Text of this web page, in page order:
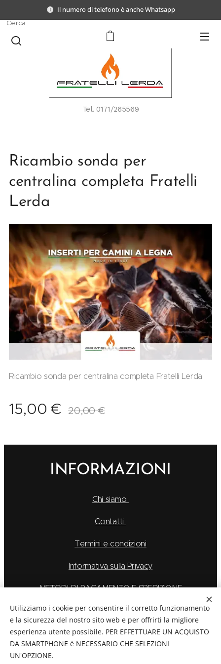
Il numero di telefono è anche Whatsapp
Tel. 0171/265569
Cerca
Ricambio sonda per
centralina completa Fratelli
Lerda
Ricambio sonda per centralina completa Fratelli Lerda
15,00 € 20,00€
INFORMAZIONI
Chi siamo
Contatti
Termini e condizioni
Informativa sulla Privacy
METODI DI PAGAMENTO E SPEDIZIONE
La Feu S.r.l. via Caduti Delle Alpi Apuane 6, Borgo San
Utilizziamo i cookie per consentire il corretto funzionamento
e la sicurezza del nostro sito web e per offrirti la migliore
esperienza utente possibile. PER EFFETTUARE UN ACQUISTO
DA SMARTPHONE è NECESSARIO CHE SELEZIONI
UN'OPZIONE.